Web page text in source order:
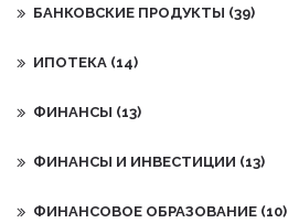
БАНКОВСКИЕ ПРОДУКТЫ (39)
ИПОТЕКА (14)
ФИНАНСЫ (13)
ФИНАНСЫ И ИНВЕСТИЦИИ (13)
ФИНАНСОВОЕ ОБРАЗОВАНИЕ (10)